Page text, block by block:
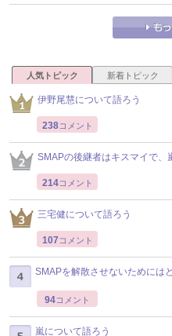
人気トピック 新着トピック
伊野尾慧について語ろう
238コメント
SMAPの後継者はキスマイで、
214コメント
三宅健について語ろう
107コメント
SMAPを解散させないためには
94コメント
嵐について語ろう